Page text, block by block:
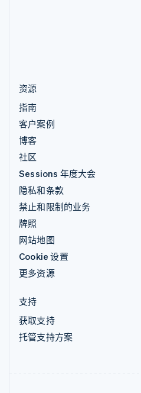
资源
指南
客户案例
博客
社区
Sessions 年度大会
隐私和条款
禁止和限制的业务
牌照
网站地图
Cookie 设置
更多资源
支持
获取支持
托管支持方案